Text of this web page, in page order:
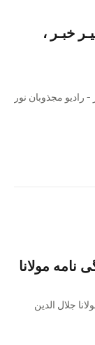
خبـر ،
نامه مولانا
10 : زندگینامه مولانا جلال الدین